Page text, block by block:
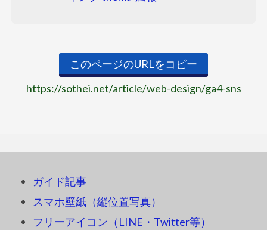
このページのURLをコピー
https://sothei.net/article/web-design/ga4-sns
ガイド記事
スマホ壁紙（縦位置写真）
フリーアイコン（LINE・Twitter等）